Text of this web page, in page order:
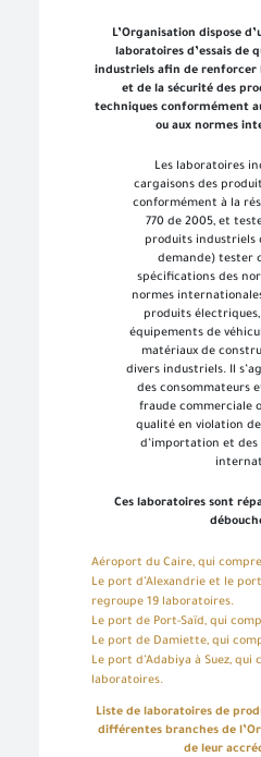
L’Organisation dispose
laboratoires d’essais de
industriels afin de renforcer
et de la sécurité des
techniques conformément
ou aux normes
Les laboratoires
cargaisons des
conformément à la
770 de 2005, et
produits industriels
demande) tester
spécifications des
normes
produits
équipements de
matériaux de
divers industriels. Il
des consommateurs
fraude commerciale
qualité en violation
d’importation et
Ces laboratoires sont
Aéroport du Caire, qui
Le port d’Alexandrie et le
regroupe 19 laboratoires.
Le port de Port-Saïd, qui
Le port de Damiette, qui
Le port d’Adabiya à Suez, qui
laboratoires.
Liste de laboratoires de
différentes branches de
de leur